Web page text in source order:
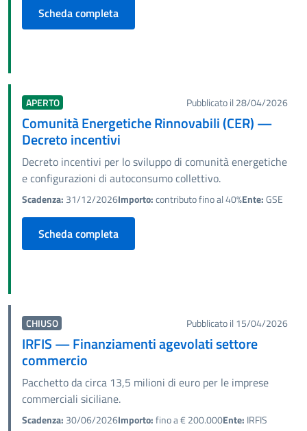
Scheda completa
APERTO Pubblicato il 28/04/2026
Comunità Energetiche Rinnovabili (CER) —
Decreto incentivi
Decreto incentivi per lo sviluppo di comunità energetiche
e configurazioni di autoconsumo collettivo.
Scadenza: 31/12/2026Importo:contributo fino al 40%Ente:GSE
Scheda completa
CHIUSO Pubblicato il 15/04/2026
IRFIS — Finanziamenti agevolati settore
commercio
Pacchetto da circa 13,5 milioni di euro per le imprese
commerciali siciliane.
Scadenza: 30/06/2026Importo:fino a € 200.000Ente: IRFIS